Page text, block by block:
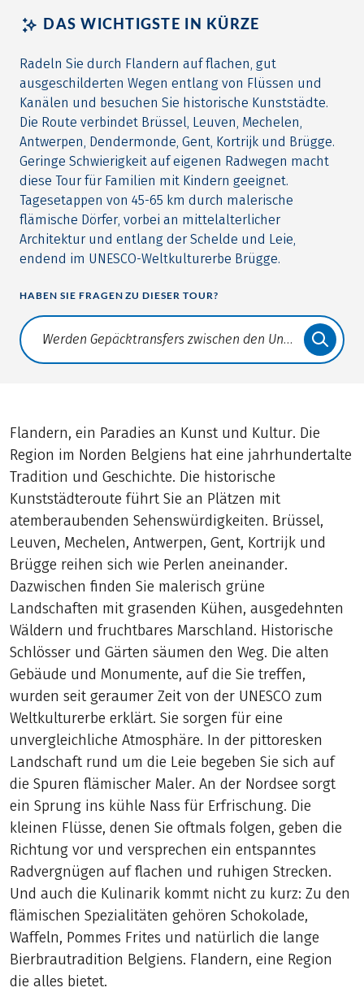
DAS WICHTIGSTE IN KÜRZE
Radeln Sie durch Flandern auf flachen, gut
ausgeschilderten Wegen entlang von Flüssen und
Kanälen und besuchen Sie historische Kunststädte.
Die Route verbindet Brüssel, Leuven, Mechelen,
Antwerpen, Dendermonde, Gent, Kortrijk und Brügge.
Geringe Schwierigkeit auf eigenen Radwegen macht
diese Tour für Familien mit Kindern geeignet.
Tagesetappen von 45-65 km durch malerische
flämische Dörfer, vorbei an mittelalterlicher
Architektur und entlang der Schelde und Leie,
endend im UNESCO-Weltkulturerbe Brügge.
HABEN SIE FRAGEN ZU DIESER TOUR?
Translate: a11y.faq.search
Flandern, ein Paradies an Kunst und Kultur. Die
Region im Norden Belgiens hat eine jahrhundertalte
Tradition und Geschichte. Die historische
Kunststädteroute führt Sie an Plätzen mit
atemberaubenden Sehenswürdigkeiten. Brüssel,
Leuven, Mechelen, Antwerpen, Gent, Kortrijk und
Brügge reihen sich wie Perlen aneinander.
Dazwischen finden Sie malerisch grüne
Landschaften mit grasenden Kühen, ausgedehnten
Wäldern und fruchtbares Marschland. Historische
Schlösser und Gärten säumen den Weg. Die alten
Gebäude und Monumente, auf die Sie treffen,
wurden seit geraumer Zeit von der UNESCO zum
Weltkulturerbe erklärt. Sie sorgen für eine
unvergleichliche Atmosphäre. In der pittoresken
Landschaft rund um die Leie begeben Sie sich auf
die Spuren flämischer Maler. An der Nordsee sorgt
ein Sprung ins kühle Nass für Erfrischung. Die
kleinen Flüsse, denen Sie oftmals folgen, geben die
Richtung vor und versprechen ein entspanntes
Radvergnügen auf flachen und ruhigen Strecken.
Und auch die Kulinarik kommt nicht zu kurz: Zu den
flämischen Spezialitäten gehören Schokolade,
Waffeln, Pommes Frites und natürlich die lange
Bierbrautradition Belgiens. Flandern, eine Region
die alles bietet.